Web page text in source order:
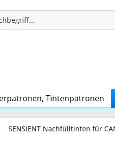
Tintenpatronen
SENSIENT Nachfülltinten für